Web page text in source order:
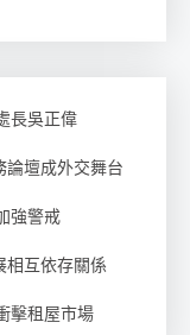
長吳正偉
壇成外交舞台
強警戒
互依存關係
擊租屋市場